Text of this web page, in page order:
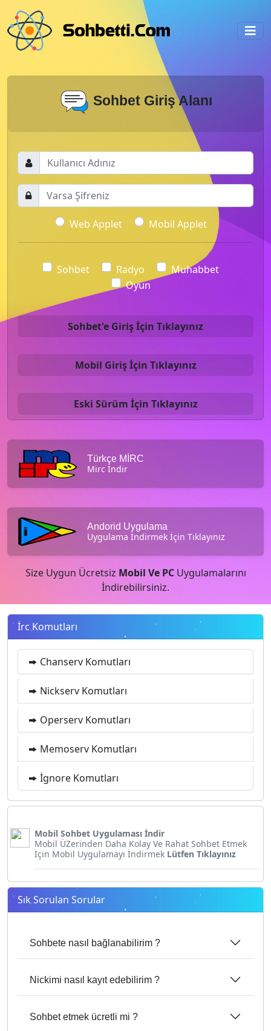
Sohbet Giriş Alanı
Web Applet Mobil Applet
Sohbet Radyo
Muhabbet
Oyun
Sohbet'e Giriş İçin Tıklayınız
Mobil Giriş İçin Tıklayınız
Eski Sürüm İçin Tıklayınız
Türkçe MİRC
Mirc İndir
Andorid Uygulama
Uygulama İndirmek İçin Tıklayınız
Size Uygun Ücretsiz Mobil Ve PC Uygulamalarını
İndirebilirsiniz.
İrc Komutları
Chanserv Komutları
Nickserv Komutları
Operserv Komutları
Memoserv Komutları
İgnore Komutları
Mobil Sohbet Uygulaması İndir
Mobil ÜZerinden Daha Kolay Ve Rahat Sohbet Etmek
İçin Mobil Uygulamayı İndirmek Lütfen Tıklayınız
Sık Sorulan Sorular
Sohbete nasıl bağlanabilirim ?
Nickimi nasıl kayıt edebilirim ?
Sohbet etmek ücretli mi ?